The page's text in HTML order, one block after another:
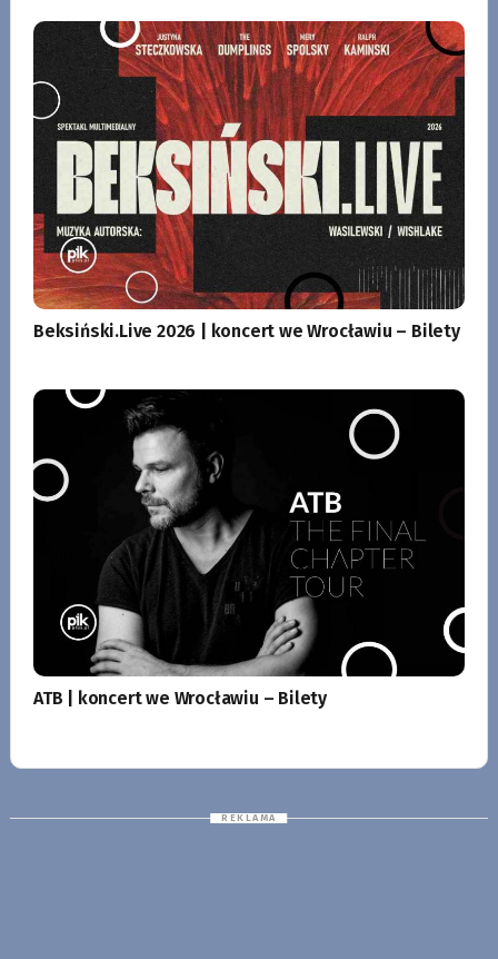
Beksiński.Live 2026 | koncert we Wrocławiu – Bilety
ATB | koncert we Wrocławiu – Bilety